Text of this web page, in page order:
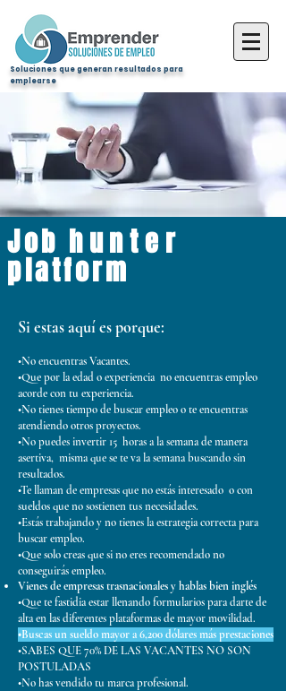
Soluciones que generan resultados para
emplearse
Job hunter
platform
Si estas aquí es porque:
•No encuentras Vacantes.
•Que por la edad o experiencia no encuentras empleo
acorde con tu experiencia.
•No tienes tiempo de buscar empleo o te encuentras
atendiendo otros proyectos.
•No puedes invertir 15 horas a la semana de manera
asertiva, misma que se te va la semana buscando sin
resultados.
•Te llaman de empresas que no estás interesado o con
sueldos que no sostienen tus necesidades.
•Estás trabajando y no tienes la estrategia correcta para
buscar empleo.
•Que solo creas que si no eres recomendado no
conseguirás empleo.
Vienes de empresas trasnacionales y hablas bien inglés
•Que te fastidia estar llenando formularios para darte de
alta en las diferentes plataformas de mayor movilidad.
•Buscas un sueldo mayor a 6,200 dólares más prestaciones
•SABES QUE 70% DE LAS VACANTES NO SON
POSTULADAS
•No has vendido tu marca profesional.